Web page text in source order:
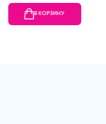
В КОРЗИНУ